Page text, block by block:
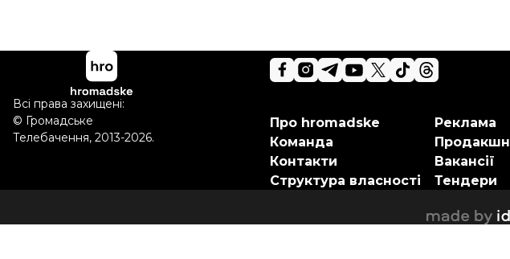
Про hromadske
Команда
Контакти
Структура власності
Реклама
Продакшн
Вакансії
Тендери
Всі права захищені:
© Громадське
Телебачення, 2013-2026.
ideil